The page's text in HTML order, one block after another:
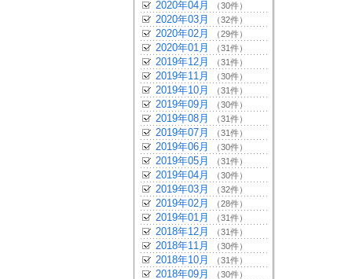
2020年04月 （30件）
2020年03月 （32件）
2020年02月 （29件）
2020年01月 （31件）
2019年12月 （31件）
2019年11月 （30件）
2019年10月 （31件）
2019年09月 （30件）
2019年08月 （31件）
2019年07月 （31件）
2019年06月 （30件）
2019年05月 （31件）
2019年04月 （30件）
2019年03月 （32件）
2019年02月 （28件）
2019年01月 （31件）
2018年12月 （31件）
2018年11月 （30件）
2018年10月 （31件）
2018年09月 （30件）